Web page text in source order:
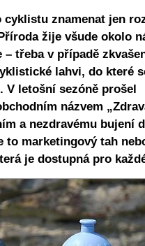
znamenat jen
žije všude okolo
třeba v případě
lahvi, do které
V letošní sezóně prošel
názvem
a nezdravému bujení
to marketingový tah
je dostupná pro